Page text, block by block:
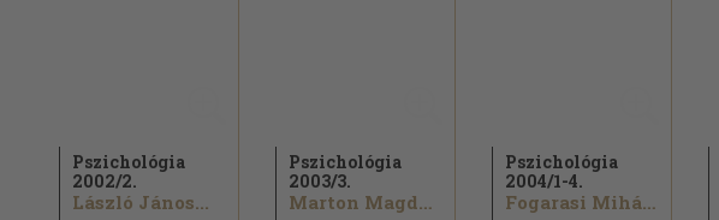
Pszichológia
2002/2.
László János...
Pszichológia
2003/3.
Marton Magda...
Pszichológia
2004/1-4.
Fogarasi Mihály...